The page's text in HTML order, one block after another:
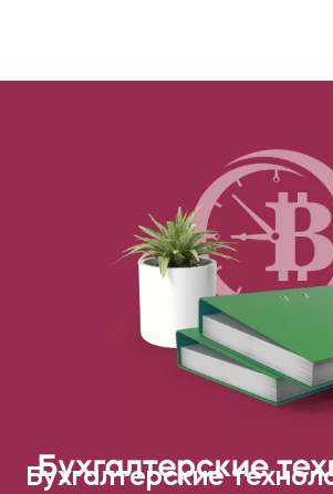
Бухгалтерские